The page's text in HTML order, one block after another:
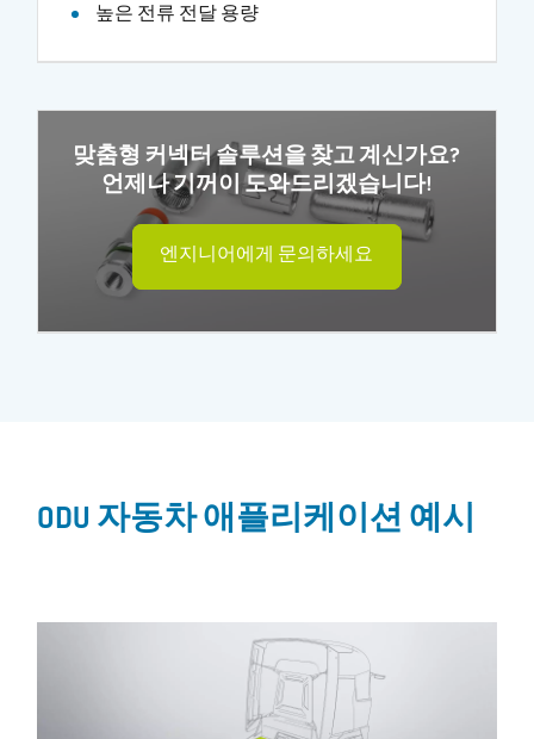
높은 전류 전달 용량
맞춤형 커넥터 솔루션을 찾고 계신가요?
언제나 기꺼이 도와드리겠습니다!
엔지니어에게 문의하세요
ODU 자동차 애플리케이션 예시